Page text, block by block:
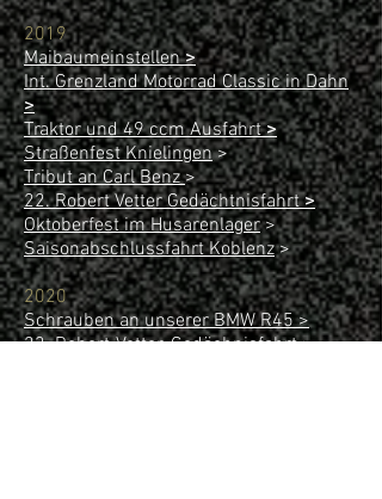
2019
Maibaumeinstellen>
Int. Grenzland Motorrad Classic in Dahn
>
Traktor und 49 ccm Ausfahrt>
Straßenfest Knielingen>
Tribut an Carl Benz>
22. Robert Vetter Gedächtnisfahrt>
Oktoberfest im Husarenlager>
​Saisonabschlussfahrt Koblenz>
2020
Schrauben an unserer BMW R45 >
23. Robert-Vetter-Gedächnisfahrt>